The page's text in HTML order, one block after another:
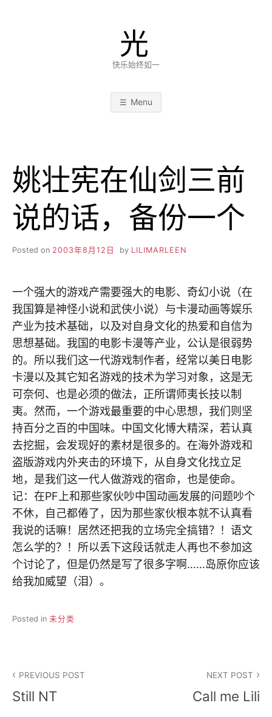
光
快乐始终如一
Menu
姚壮宪在仙剑三前
说的话，备份一个
Posted on 2003年8月12日 by LILIMARLEEN
一个强大的游戏产需要强大的电影、奇幻小说（在
我国算是神怪小说和武侠小说）与卡漫动画等娱乐
产业为技术基础，以及对自身文化的热爱和自信为
思想基础。我国的电影卡漫等产业，公认是很弱势
的。所以我们这一代游戏制作者，经常以美日电影
卡漫以及其它知名游戏的技术为学习对象，这是无
可奈何、也是必须的做法，正所谓师夷长技以制
夷。然而，一个游戏最重要的中心思想，我们则坚
持百分之百的中国味。中国文化博大精深，若认真
去挖掘，会发现好的素材是很多的。在海外游戏和
盗版游戏内外夹击的环境下，从自身文化找立足
地，是我们这一代人做游戏的宿命，也是使命。
记：在PF上和那些家伙吵中国动画发展的问题吵个
不休，自己都倦了，因为那些家伙根本就不认真看
我说的话嘛！居然还把我的立场完全搞错？！语文
怎么学的？！所以丢下这段话就走人再也不参加这
个讨论了，但是仍然是写了很多字啊……岛原你应该
给我加威望（泪）。
Posted in 未分类
章
PREVIOUS POST
Still NT
NEXT POST
Call me Lili